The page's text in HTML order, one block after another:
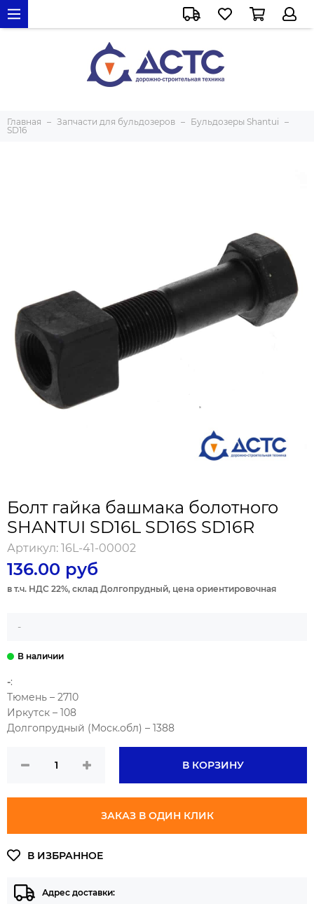
Главная Запчасти для бульдозеров
Бульдозеры Shantui
SD16
Болт гайка башмака болотного
SHANTUI SD16L SD16S SD16R
Артикул: 16L-41-00002
136.00 руб
в т.ч. НДС 22%, склад Долгопрудный, цена ориентировочная
-
UNDERCARRIGE 00. ИЗГОТОВИТЕЛЬ (БРЕНД ТОРГОВЫЙ):
-:
Тюмень – 2710
Иркутск – 108
Долгопрудный (Моск.обл) – 1388
В КОРЗИНУ
ЗАКАЗ В ОДИН КЛИК
Адрес доставки: